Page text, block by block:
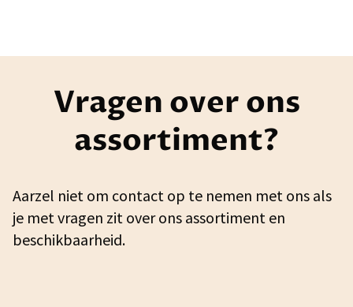
Vragen over ons
assortiment?
Aarzel niet om contact op te nemen met ons als
je met vragen zit over ons assortiment en
beschikbaarheid.